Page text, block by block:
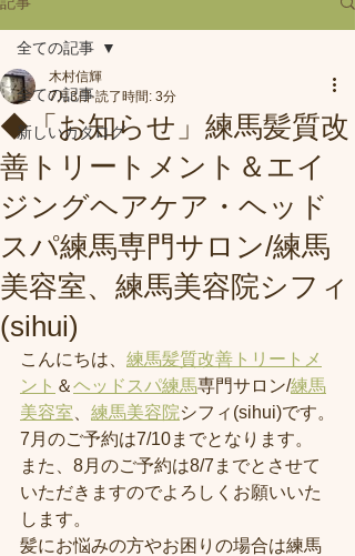
全ての記事
新しいカタログ
全ての記事
◆「お知らせ」練馬髪質改
善トリートメント＆エイ
ジングヘアケア・ヘッド
スパ練馬専門サロン/練馬
美容室、練馬美容院シフィ
(sihui)
木村信輝
7月3日 読了時間: 3分
こんにちは、 練馬髪質改善トリートメ
ント ＆ヘッドスパ練馬専門サロン/練馬
美容室
練馬美容院シフィ(sihui)です。
7月のご予約は7/10までとなります。
また、8月のご予約は8/7までとさせて
いただきますのでよろしくお願いいた
します。
髪にお悩みの方やお困りの場合は練馬